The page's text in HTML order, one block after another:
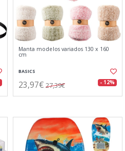
Manta modelos variados 130 x 160
cm
BASICS
23,97€ 27,39€ - 12%